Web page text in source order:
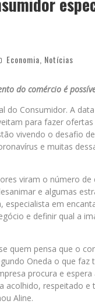
Economia Notícias
do comércio é
do Consumidor. A
para fazer
vivendo o desafio
e muitas
viram o número
e algumas
especialista em
e definir qual a
quem pensa que o
Oneda o que
procura e
acolhido, respeitado
Aline.